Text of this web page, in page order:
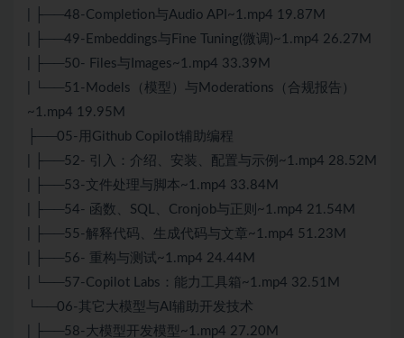
| ├──48-Completion与Audio API~1.mp4 19.87M
| ├──49-Embeddings与Fine Tuning(微调)~1.mp4 26.27M
| ├──50- Files与Images~1.mp4 33.39M
| └──51-Models（模型）与Moderations（合规报告）
~1.mp4 19.95M
├──05-用Github Copilot辅助编程
| ├──52- 引入：介绍、安装、配置与示例~1.mp4 28.52M
| ├──53-文件处理与脚本~1.mp4 33.84M
| ├──54- 函数、SQL、Cronjob与正则~1.mp4 21.54M
| ├──55-解释代码、生成代码与文章~1.mp4 51.23M
| ├──56- 重构与测试~1.mp4 24.44M
| └──57-Copilot Labs：能力工具箱~1.mp4 32.51M
└──06-其它大模型与AI辅助开发技术
| ├──58-大模型开发模型~1.mp4 27.20M